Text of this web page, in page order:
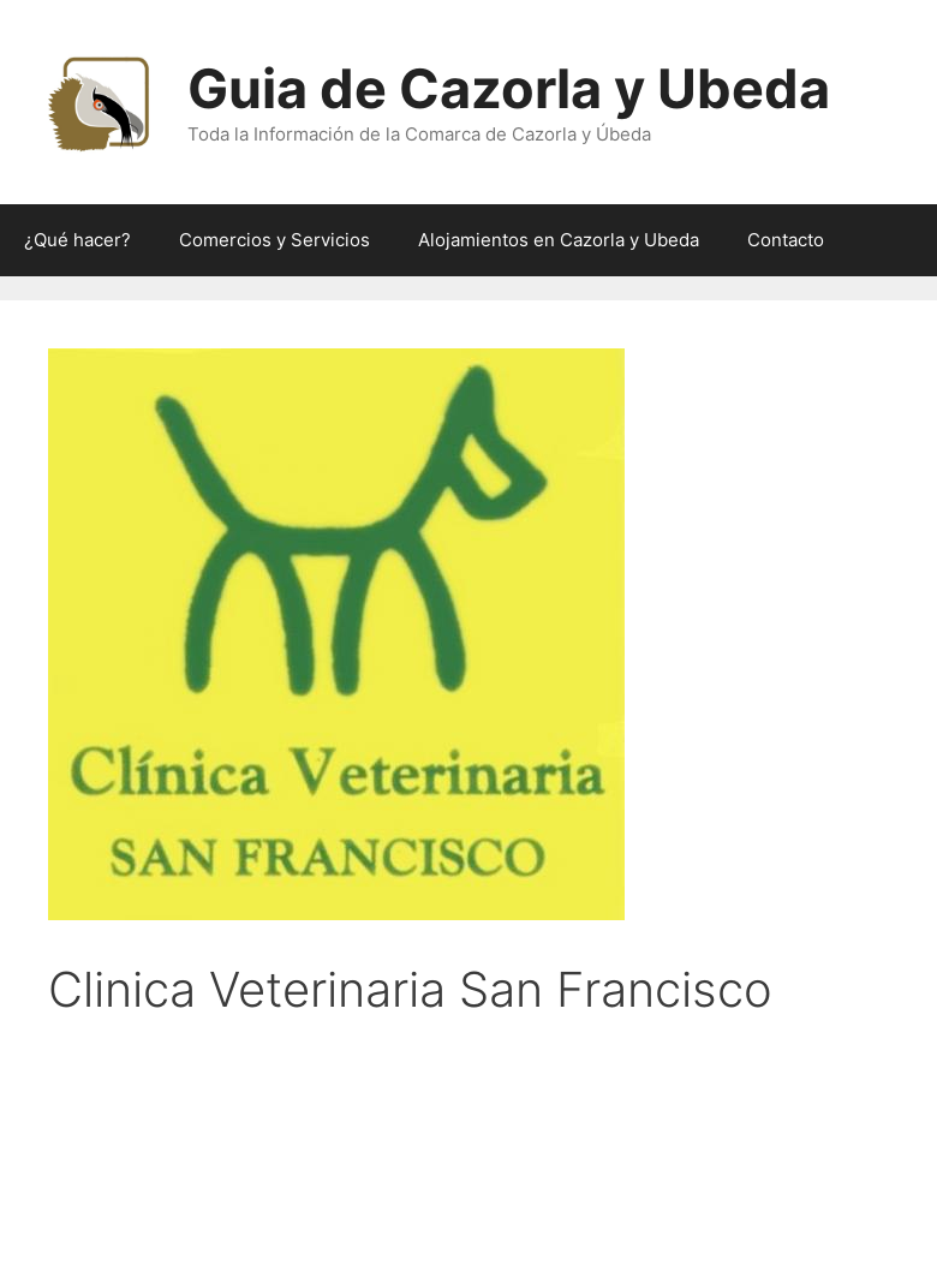
contenido
Guia de Cazorla y Ubeda
Toda la Información de la Comarca de Cazorla y Úbeda
¿Qué hacer? Comercios y Servicios Alojamientos en Cazorla y Ubeda Contacto
Clinica Veterinaria San Francisco